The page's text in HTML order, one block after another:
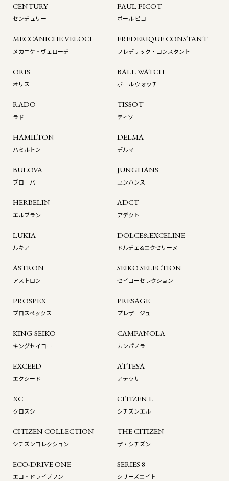
CENTURY
センチュリー
PAUL PICOT
ポール ピコ
MECCANICHE VELOCI
メカニケ・ヴェローチ
FREDERIQUE CONSTANT
フレデリック・コンスタント
ORIS
オリス
BALL WATCH
ボール ウォッチ
RADO
ラドー
TISSOT
ティソ
HAMILTON
ハミルトン
DELMA
デルマ
BULOVA
ブローバ
JUNGHANS
ユンハンス
HERBELIN
エルブラン
ADCT
アデクト
LUKIA
ルキア
DOLCE&EXCELINE
ドルチェ&エクセリーヌ
ASTRON
アストロン
SEIKO SELECTION
セイコーセレクション
PROSPEX
プロスペックス
PRESAGE
プレザージュ
KING SEIKO
キングセイコー
CAMPANOLA
カンパノラ
EXCEED
エクシード
ATTESA
アテッサ
XC
クロスシー
CITIZEN L
シチズンエル
CITIZEN COLLECTION
シチズンコレクション
THE CITIZEN
ザ・シチズン
ECO-DRIVE ONE
エコ・ドライブワン
SERIES 8
シリーズエイト